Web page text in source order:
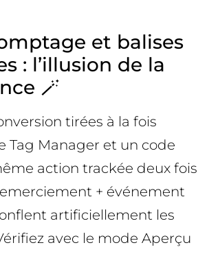
et balises
: l’illusion de la
🪄
tirées à la fois
Tag Manager et un code
action trackée deux fois
+ événement
artificiellement les
avec le mode Aperçu